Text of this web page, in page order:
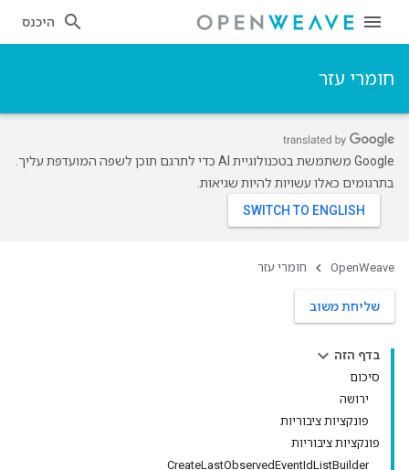
היכנס
חומרי עזר
‫Google משתמשת בטכנולוגיית AI כדי לתרגם תוכן לשפה המועדפת עליך.
בתרגומים כאלו עשויות להיות שגיאות.
OpenWeave חומרי עזר
שליחת משוב
בדף הזה
סיכום
ירושה
פונקציות ציבוריות
פונקציות ציבוריות
CreateLastObservedEventIdListBuilder